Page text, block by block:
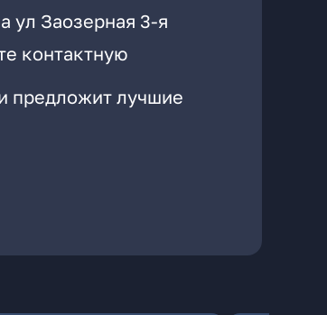
ул Заозерная 3-я
контактную
предложит лучшие